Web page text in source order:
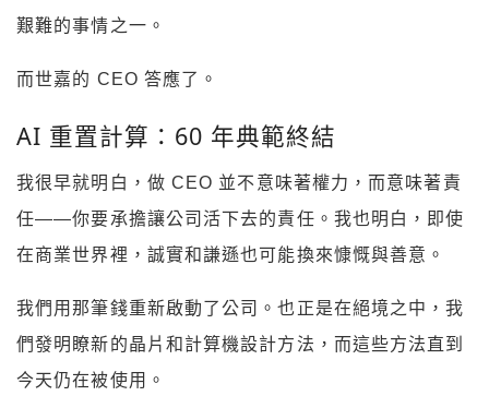
艱難的事情之一。
而世嘉的 CEO 答應了。
AI 重置計算：60 年典範終結
我很早就明白，做 CEO 並不意味著權力，而意味著責
任——你要承擔讓公司活下去的責任。我也明白，即使
在商業世界裡，誠實和謙遜也可能換來慷慨與善意。
我們用那筆錢重新啟動了公司。也正是在絕境之中，我
們發明瞭新的晶片和計算機設計方法，而這些方法直到
今天仍在被使用。